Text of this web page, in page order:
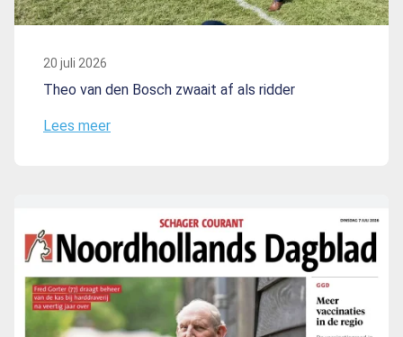
20 juli 2026
Theo van den Bosch zwaait af als ridder
Lees meer